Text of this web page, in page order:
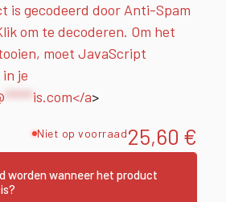
is gecodeerd door Anti-Spam
om te decoderen. Om het
moet JavaScript
je
***** is.com</a>
25,60 €
Niet op voorraad
worden wanneer het product